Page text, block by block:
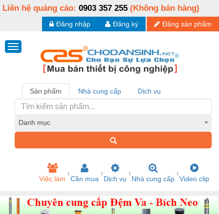
Liên hệ quảng cáo: 0903 357 255 (Không bán hàng)
Đăng sản phẩm
Đăng ký
Đăng nhập
Sản phẩm Nhà cung cấp Dịch vụ
Danh mục
Việc làm Cần mua Dịch vụ Nhà cung cấp Video clip